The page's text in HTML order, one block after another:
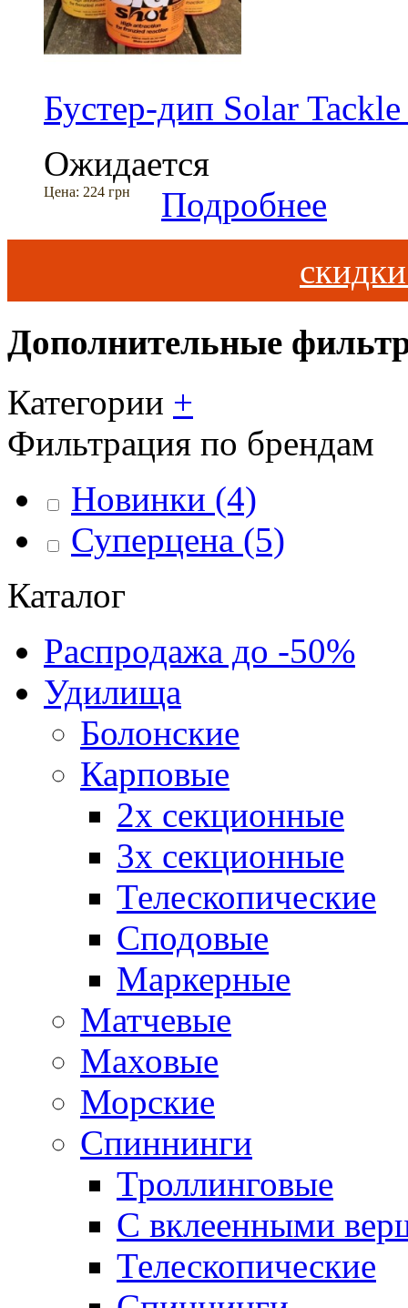
Бустер-дип Solar
Ожидается
Цена: 224 грн
Подробнее
Дополнительные
Категории +
Фильтрация по брендам
Новинки (4)
Суперцена (5)
Каталог
Распродажа до -50%
Удилища
Болонские
Карповые
2х секционные
3х секционные
Телескопические
Сподовые
Маркерные
Матчевые
Маховые
Морские
Спиннинги
Троллинговые
С вклеенными
Телескопические